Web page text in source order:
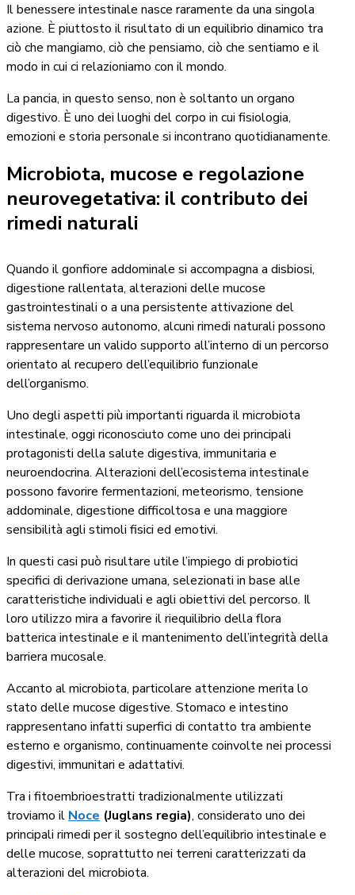
Il benessere intestinale nasce raramente da una singola
azione. È piuttosto il risultato di un equilibrio dinamico tra
ciò che mangiamo, ciò che pensiamo, ciò che sentiamo e il
modo in cui ci relazioniamo con il mondo.
La pancia, in questo senso, non è soltanto un organo
digestivo. È uno dei luoghi del corpo in cui fisiologia,
emozioni e storia personale si incontrano quotidianamente.
Microbiota, mucose e regolazione
neurovegetativa: il contributo dei
rimedi naturali
Quando il gonfiore addominale si accompagna a disbiosi,
digestione rallentata, alterazioni delle mucose
gastrointestinali o a una persistente attivazione del
sistema nervoso autonomo, alcuni rimedi naturali possono
rappresentare un valido supporto all’interno di un percorso
orientato al recupero dell’equilibrio funzionale
dell’organismo.
Uno degli aspetti più importanti riguarda il microbiota
intestinale, oggi riconosciuto come uno dei principali
protagonisti della salute digestiva, immunitaria e
neuroendocrina. Alterazioni dell’ecosistema intestinale
possono favorire fermentazioni, meteorismo, tensione
addominale, digestione difficoltosa e una maggiore
sensibilità agli stimoli fisici ed emotivi.
In questi casi può risultare utile l’impiego di probiotici
specifici di derivazione umana, selezionati in base alle
caratteristiche individuali e agli obiettivi del percorso. Il
loro utilizzo mira a favorire il riequilibrio della flora
batterica intestinale e il mantenimento dell’integrità della
barriera mucosale.
Accanto al microbiota, particolare attenzione merita lo
stato delle mucose digestive. Stomaco e intestino
rappresentano infatti superfici di contatto tra ambiente
esterno e organismo, continuamente coinvolte nei processi
digestivi, immunitari e adattativi.
Tra i fitoembrioestratti tradizionalmente utilizzati
troviamo il Noce (Juglans regia), considerato uno dei
principali rimedi per il sostegno dell’equilibrio intestinale e
delle mucose, soprattutto nei terreni caratterizzati da
alterazioni del microbiota.